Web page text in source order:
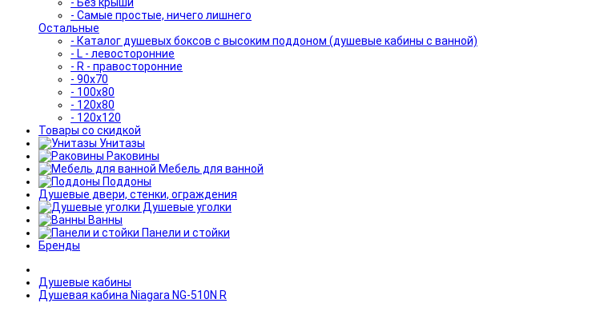
- Самые простые, ничего лишнего
Остальные
- Каталог душевых боксов с высоким поддоном (душевые кабины с ванной)
- L - левосторонние
- R - правосторонние
- 90x70
- 100x80
- 120x80
- 120x120
Товары со скидкой
Унитазы
Раковины
Мебель для ванной
Поддоны
Душевые двери, стенки, ограждения
Душевые уголки
Ванны
Панели и стойки
Бренды
Душевые кабины
Душевая кабина Niagara NG-510N R